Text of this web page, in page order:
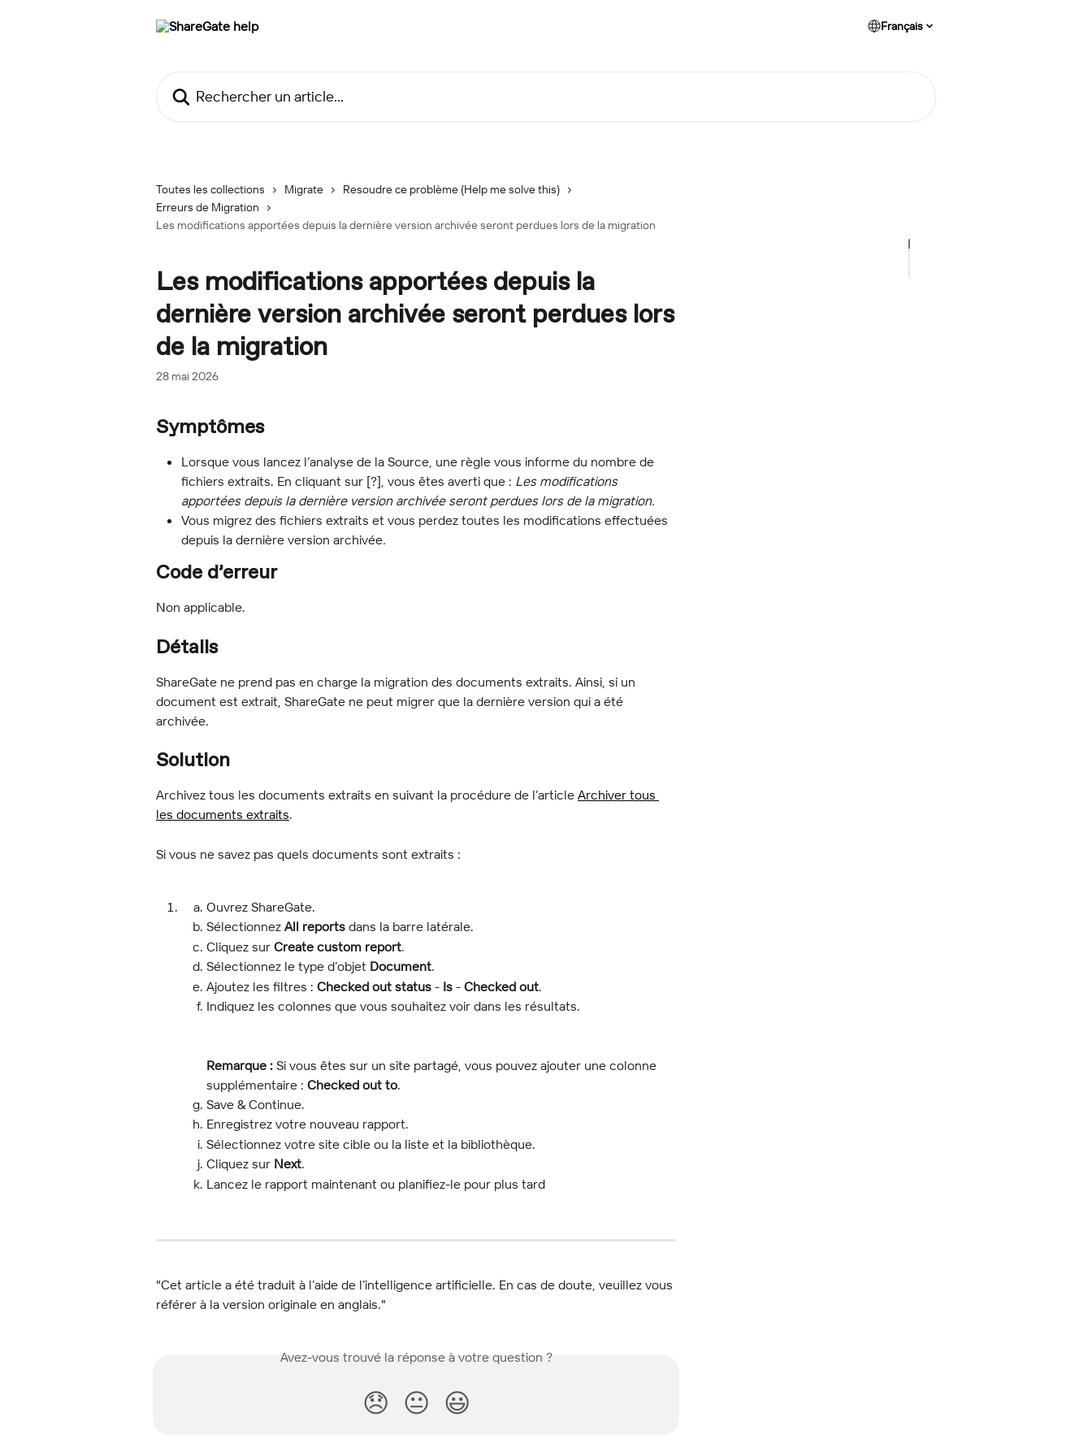
Français
Toutes les collections Migrate
Resoudre ce problème (Help me solve this)
Erreurs de Migration
Les modifications apportées depuis la dernière version archivée seront perdues lors de la migration
Les modifications apportées depuis la
dernière version archivée seront perdues lors
de la migration
28 mai 2026
Symptômes
Lorsque vous lancez l’analyse de la Source, une règle vous informe du nombre de
fichiers extraits. En cliquant sur [?], vous êtes averti que : Les modifications
apportées depuis la dernière version archivée seront perdues lors de la migration.
Vous migrez des fichiers extraits et vous perdez toutes les modifications effectuées
depuis la dernière version archivée.
Code d’erreur
Non applicable.
Détails
ShareGate ne prend pas en charge la migration des documents extraits. Ainsi, si un
document est extrait, ShareGate ne peut migrer que la dernière version qui a été
archivée.
Solution
Archivez tous les documents extraits en suivant la procédure de l’article Archiver tous
les documents extraits.
Si vous ne savez pas quels documents sont extraits :
Ouvrez ShareGate.
Sélectionnez All reports dans la barre latérale.
Cliquez sur Create custom report.
Sélectionnez le type d’objet Document.
Ajoutez les filtres : Checked out status - Is - Checked out.
Indiquez les colonnes que vous souhaitez voir dans les résultats.
Remarque : Si vous êtes sur un site partagé, vous pouvez ajouter une colonne
supplémentaire : Checked out to.
Save & Continue.
Enregistrez votre nouveau rapport.
Sélectionnez votre site cible ou la liste et la bibliothèque.
Cliquez sur Next.
Lancez le rapport maintenant ou planifiez-le pour plus tard
"Cet article a été traduit à l’aide de l’intelligence artificielle. En cas de doute, veuillez vous
référer à la version originale en anglais."
Avez-vous trouvé la réponse à votre question ?
😞 😐 😃